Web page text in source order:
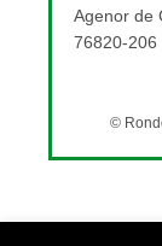
Agenor de
76820-206
©